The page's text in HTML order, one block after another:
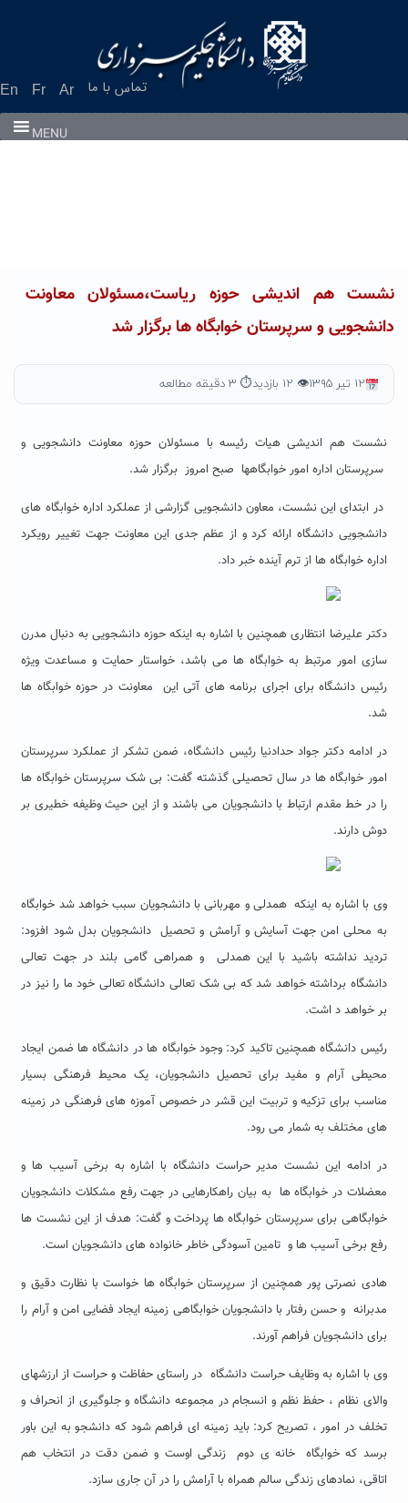
En Fr Ar تماس با ما
MENU
نشست هم اندیشی حوزه ریاست،مسئولان معاونت
دانشجویی و سرپرستان خوابگاه ها برگزار شد
۱۲ تیر ۱۳۹۵ 👁 ۱۲ بازدید ⏱ ۳ دقیقه مطالعه
نشست هم اندیشی هیات رئیسه با مسئولان حوزه معاونت دانشجویی و
سرپرستان اداره امور خوابگاه­ها صبح امروز برگزار شد.
در ابتدای این نشست، معاون دانشجویی گزارشی از عملکرد اداره خوابگاه های
دانشجویی دانشگاه ارائه کرد و از عظم جدی این معاونت جهت تغییر رویکرد
اداره خوابگاه ها از ترم آینده خبر داد.
دکتر علیرضا انتظاری همچنین با اشاره به اینکه حوزه دانشجویی به دنبال مدرن
سازی امور مرتبط به خوابگاه ها می باشد، خواستار حمایت و مساعدت ویژه
رئیس دانشگاه برای اجرای برنامه های آتی این معاونت در حوزه خوابگاه ها
شد.
در ادامه دکتر جواد حدادنیا رئیس دانشگاه، ضمن تشکر از عملکرد سرپرستان
امور خوابگاه ها در سال تحصیلی گذشته گفت: بی شک سرپرستان خوابگاه ها
را در خط مقدم ارتباط با دانشجویان می باشند و از این حیث وظیفه خطیری بر
دوش دارند.
وی با اشاره به اینکه همدلی و مهربانی با دانشجویان سبب خواهد شد خوابگاه
به محلی امن جهت آسایش و آرامش و تحصیل دانشجویان بدل شود افزود:
تردید نداشته باشید با این همدلی و همراهی گامی بلند در جهت تعالی
دانشگاه برداشته خواهد شد که بی شک تعالی دانشگاه تعالی خود ما را نیز در
بر خواهد د اشت.
رئیس دانشگاه همچنین تاکید کرد: وجود خوابگاه ها در دانشگاه ها ضمن ایجاد
محیطی آرام و مفید برای تحصیل دانشجویان، یک محیط فرهنگی بسیار
مناسب برای تزکیه و تربیت این قشر در خصوص آموزه های فرهنگی در زمینه
های مختلف به شمار می رود.
در ادامه این نشست مدیر حراست دانشگاه با اشاره به برخی آسیب ها و
معضلات در خوابگاه ها به بیان راهکارهایی در جهت رفع مشکلات دانشجویان
خوابگاهی برای سرپرستان خوابگاه ها پرداخت و گفت: هدف از این نشست ها
رفع برخی آسیب ها و تامین آسودگی خاطر خانواده های دانشجویان است.
هادی نصرتی پور همچنین از سرپرستان خوابگاه ها خواست با نظارت دقیق و
مدبرانه و حسن رفتار با دانشجویان خوابگاهی زمینه ایجاد فضایی امن و آرام را
برای دانشجویان فراهم آورند.
وی با اشاره به وظایف حراست دانشگاه در راستای حفاظت و حراست از ارزشهای
والای نظام ، حفظ نظم و انسجام در مجموعه دانشگاه و جلوگیری از انحراف و
تخلف در امور ، تصریح کرد: باید زمینه ای فراهم شود که دانشجو به این باور
برسد که خوابگاه خانه ی دوم زندگی اوست و ضمن دقت در انتخاب هم
اتاقی، نمادهای زندگی سالم همراه با آرامش را در آن جاری سازد.